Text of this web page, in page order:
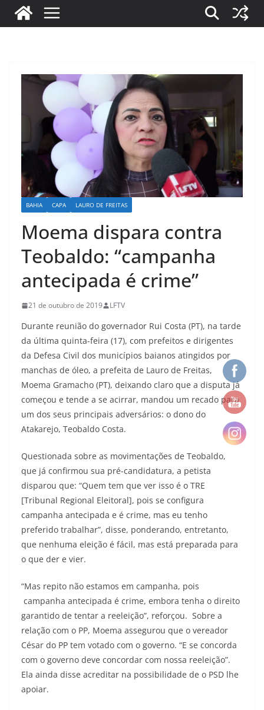
BAHIA CAPA LAURO DE FREITAS
Moema dispara contra
Teobaldo: “campanha
antecipada é crime”
21 de outubro de 2019 LFTV
Durante reunião do governador Rui Costa (PT), na tarde
da última quinta-feira (17), com prefeitos e dirigentes
da Defesa Civil dos municípios baianos atingidos por
manchas de óleo, a prefeita de Lauro de Freitas,
Moema Gramacho (PT), deixando claro que a disputa já
começou e tende a se acirrar, mandou um recado para
um dos seus principais adversários: o dono do
Atakarejo, Teobaldo Costa.
Questionada sobre as movimentações de Teobaldo,
que já confirmou sua pré-candidatura, a petista
disparou que: “Quem tem que ver isso é o TRE
[Tribunal Regional Eleitoral], pois se configura
campanha antecipada e é crime, mas eu tenho
preferido trabalhar”, disse, ponderando, entretanto,
que nenhuma eleição é fácil, mas está preparada para
o que der e vier.
“Mas repito não estamos em campanha, pois
campanha antecipada é crime, embora tenha o direito
garantido de tentar a reeleição”, reforçou. Sobre a
relação com o PP, Moema assegurou que o vereador
César do PP tem votado com o governo. “E se concorda
com o governo deve concordar com nossa reeleição”.
Ela ainda disse acreditar na possibilidade de o PSD lhe
apoiar.